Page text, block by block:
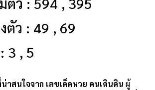
ตัว : 49 , 69
3 , 5
าสนใจจาก เลขเด็ดหวย คนเดินดิน ผู้